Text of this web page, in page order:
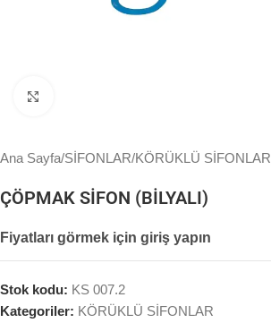
Ana Sayfa/SİFONLAR/KÖRÜKLÜ SİFONLAR
ÇÖPMAK SİFON (BİLYALI)
Fiyatları görmek için giriş yapın
Stok kodu: KS 007.2
Kategoriler: KÖRÜKLÜ SİFONLAR